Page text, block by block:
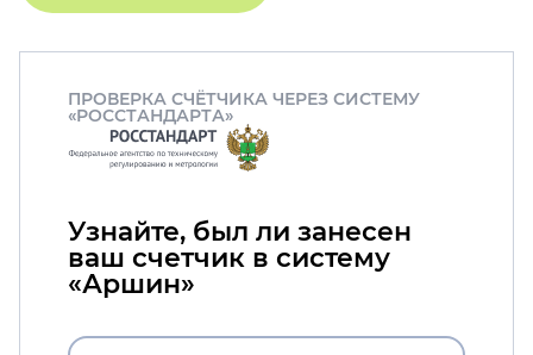
ПРОВЕРКА СЧЁТЧИКА ЧЕРЕЗ СИСТЕМУ
«РОССТАНДАРТА»
Узнайте, был ли занесен
ваш счетчик в систему
«Аршин»